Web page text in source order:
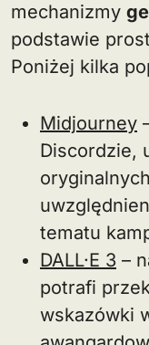
mechanizmy
podstawie
Poniżej kilka
Midjourney
Discordzie,
tematu
DALL·E 3 –
potrafi
wskazówki